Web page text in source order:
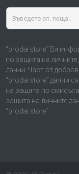
“prodai.store“ Ви
по защита на
данни. Част от
“prodai.store“ данни
на защита по
защита на личните
“prodai.store“